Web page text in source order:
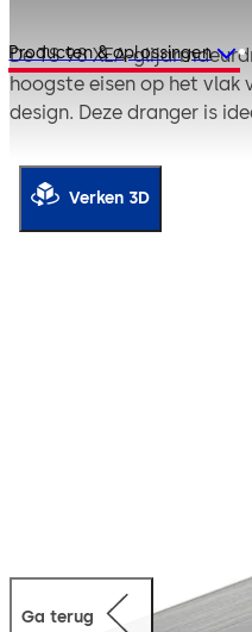
Producten & oplossingen
De TS 98 XEA-
hoogste eisen op het
design. Deze dranger is
Ga terug
Verken 3D